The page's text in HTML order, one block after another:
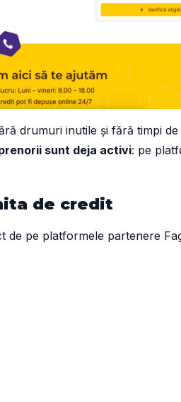
drumuri inutile și fără timpi de
sunt deja activi: pe
de credit
de pe platformele partenere